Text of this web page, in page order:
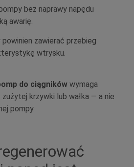
bez naprawy napędu
awarię.
zawierać przebieg
wtrysku.
do ciągników wymaga
krzywki lub wałka — a nie
pompy.